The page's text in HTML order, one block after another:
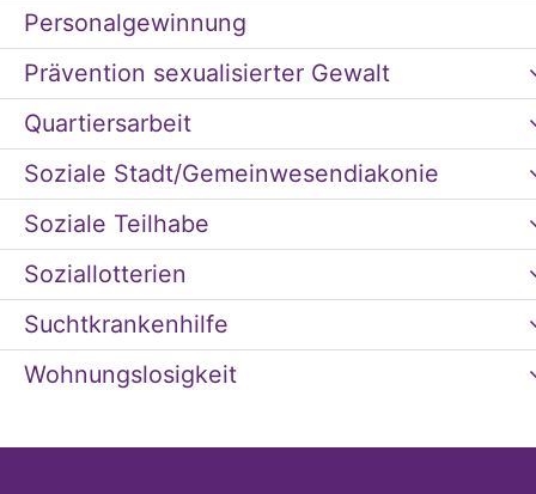
Personalgewinnung
Prävention sexualisierter Gewalt
Quartiersarbeit
Soziale Stadt/Gemeinwesendiakonie
Soziale Teilhabe
Soziallotterien
Suchtkrankenhilfe
Wohnungslosigkeit